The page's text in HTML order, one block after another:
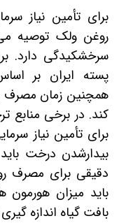
سرخشکیدگی دارد.
پسته ایران بر
همچنین زمان مصرف
برای تأمین نیاز
بیدارشدن درخت
دقیقی برای
باید میزان
بافت گیاه اندازه